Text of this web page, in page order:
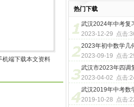
机端下载本文资料
热门下载
武汉2024年中考复
2023-12-29 点击
2023年初中数学几
2023-09-19 点击
武汉市2023年四调
2023-04-02 点击
武汉2019年中考数
2019-10-28 点击